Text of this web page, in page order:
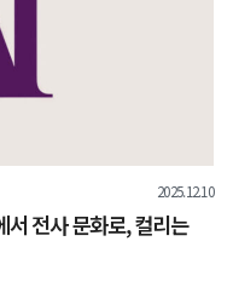
2025.12.10
전사 문화로, 컬리는